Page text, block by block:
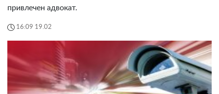
привлечен адвокат.
16:09 19.02